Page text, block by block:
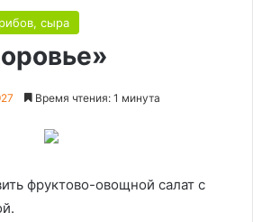
сыра
Время чтения: 1 минута
фруктово-овощной салат с